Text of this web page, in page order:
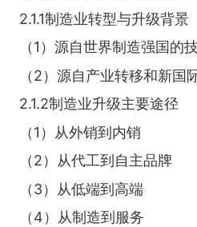
2.1.1制造业转型与升级背景
（1）源自世界制造强国的
（2）源自产业转移和新国
2.1.2制造业升级主要途径
（1）从外销到内销
（2）从代工到自主品牌
（3）从低端到高端
（4）从制造到服务